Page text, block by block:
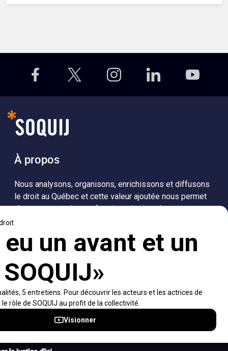
À propos
Nous analysons, organisons, enrichissons et diffusons
le droit au Québec et cette valeur ajoutée nous permet
d’accompagner les professionnels dans leurs
population dans sa compréhension du droit.
Accès rapides
À propos
Nétiquette
Notifications et fils RSS